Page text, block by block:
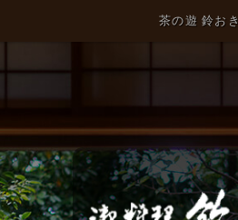
茶の遊 鈴おき